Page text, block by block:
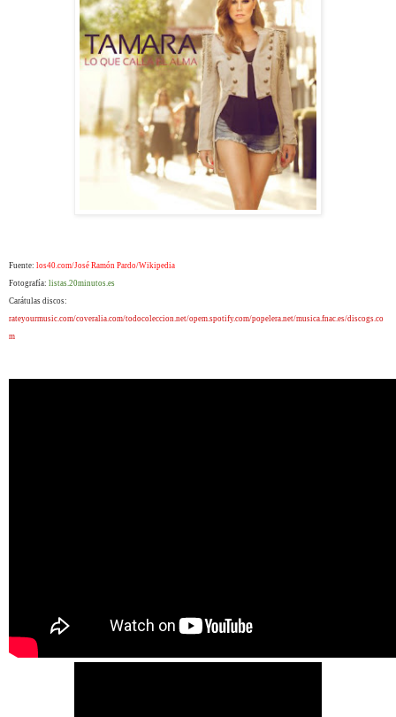
Fuente: los40.com/José Ramón Pardo/Wikipedia
Fotografía: listas.20minutos.es
Carátulas discos:
rateyourmusic.com/coveralia.com/todocoleccion.net/opem.spotify.com/popelera.net/musica.fnac.es/discogs.co
m